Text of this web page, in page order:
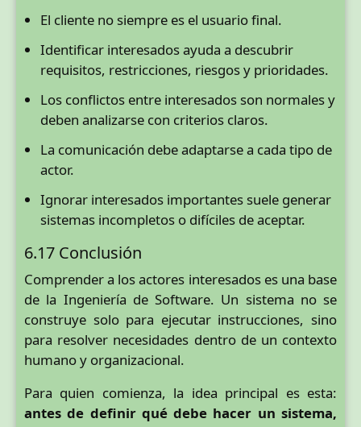
El cliente no siempre es el usuario final.
Identificar interesados ayuda a descubrir
requisitos, restricciones, riesgos y prioridades.
Los conflictos entre interesados son normales y
deben analizarse con criterios claros.
La comunicación debe adaptarse a cada tipo de
actor.
Ignorar interesados importantes suele generar
sistemas incompletos o difíciles de aceptar.
6.17 Conclusión
Comprender a los actores interesados es una base
de la Ingeniería de Software. Un sistema no se
construye solo para ejecutar instrucciones, sino
para resolver necesidades dentro de un contexto
humano y organizacional.
Para quien comienza, la idea principal es esta:
antes de definir qué debe hacer un sistema,